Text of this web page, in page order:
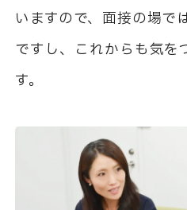
いますので、面接の場で
ですし、これからも気を
す。